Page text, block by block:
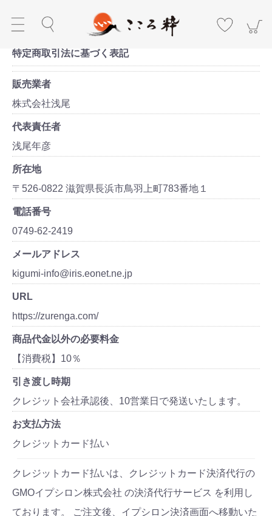
特定商取引法に基づく表記
販売業者
株式会社浅尾
代表責任者
浅尾年彦
所在地
〒526-0822 滋賀県長浜市鳥羽上町783番地１
電話番号
0749-62-2419
メールアドレス
kigumi-info@iris.eonet.ne.jp
URL
https://zurenga.com/
商品代金以外の必要料金
【消費税】10％
引き渡し時期
クレジット会社承認後、10営業日で発送いたします。
お支払方法
クレジットカード払い
クレジットカード払いは、クレジットカード決済代行の
GMOイプシロン株式会社 の決済代行サービス を利用し
ております。 ご注文後、イプシロン決済画面へ移動いた